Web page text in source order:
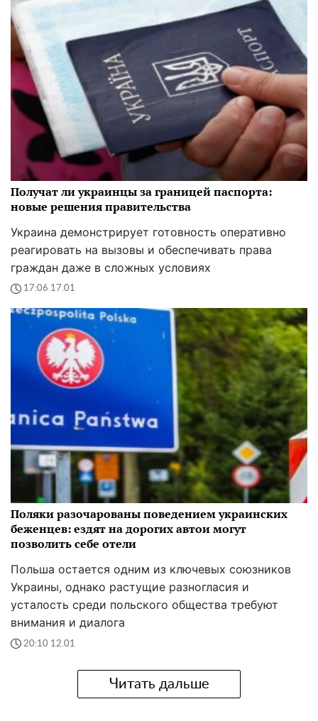
Получат ли украинцы за границей паспорта:
новые решения правительства
Украина демонстрирует готовность оперативно
реагировать на вызовы и обеспечивать права
граждан даже в сложных условиях
17:06 17.01
Поляки разочарованы поведением украинских
беженцев: ездят на дорогих автои могут
позволить себе отели
Польша остается одним из ключевых союзников
Украины, однако растущие разногласия и
усталость среди польского общества требуют
внимания и диалога
20:10 12.01
Читать дальше